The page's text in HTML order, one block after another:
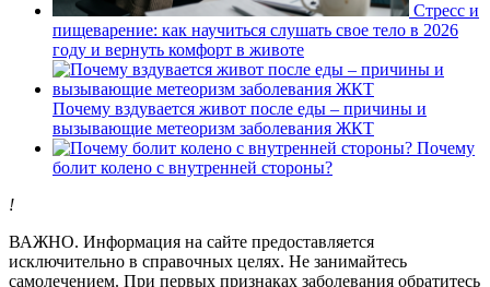
Стресс и
пищеварение: как научиться слушать свое тело в 2026
году и вернуть комфорт в животе
Почему вздувается живот после еды – причины и
вызывающие метеоризм заболевания ЖКТ
Почему
болит колено с внутренней стороны?
!
ВАЖНО. Информация на сайте предоставляется
исключительно в справочных целях. Не занимайтесь
самолечением. При первых признаках заболевания обратитесь